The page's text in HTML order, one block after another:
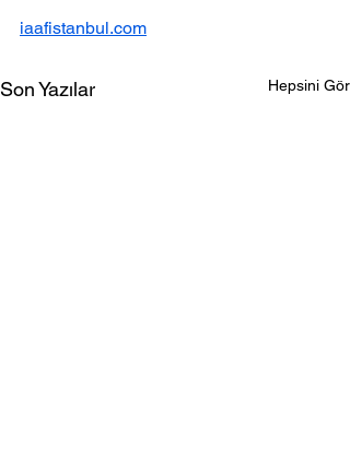
iaafistanbul.com
Son Yazılar Hepsini Gör